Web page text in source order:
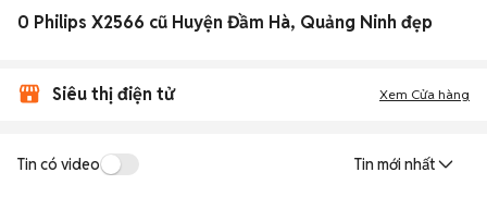
0 Philips X2566 cũ Huyện Đầm Hà, Quảng Ninh đẹp
Siêu thị điện tử Xem Cửa hàng
Tin có video Tin mới nhất